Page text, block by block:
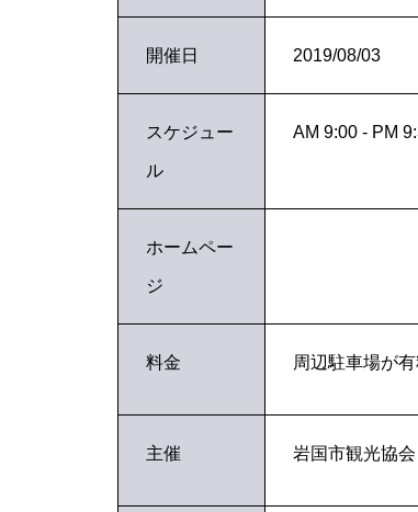
開催日 2019/08/03
スケジュー
ル
AM 9:00 - PM
ホームペー
ジ
料金 周辺駐車場が有
主催 岩国市観光協会